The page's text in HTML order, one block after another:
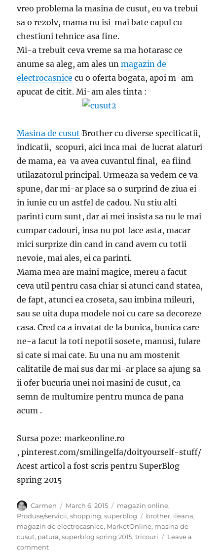
vreo problema la masina de cusut, eu va trebui
sa o rezolv, mama nu isi mai bate capul cu
chestiuni tehnice asa fine.
Mi-a trebuit ceva vreme sa ma hotarasc ce
anume sa aleg, am ales unmagazin de
electrocasnice cu o oferta bogata, apoi m-am
apucat de citit. Mi-am ales tinta :
Masina de cusut Brother cu diverse specificatii,
indicatii, scopuri, aici inca mai de lucrat alaturi
de mama, ea va avea cuvantul final, ea fiind
utilazatorul principal. Urmeaza sa vedem ce va
spune, dar mi-ar place sa o surprind de ziua ei
in iunie cu un astfel de cadou. Nu stiu alti
parinti cum sunt, dar ai mei insista sa nu le mai
cumpar cadouri, insa nu pot face asta, macar
mici surprize din cand in cand avem cu totii
nevoie, mai ales, ei ca parinti.
Mama mea are maini magice, mereu a facut
ceva util pentru casa chiar si atunci cand statea,
de fapt, atunci ea croseta, sau imbina mileuri,
sau se uita dupa modele noi cu care sa decoreze
casa. Cred ca a invatat de la bunica, bunica care
ne-a facut la toti nepotii sosete, manusi, fulare
si cate si mai cate. Eu una nu am mostenit
calitatile de mai sus dar mi-ar place sa ajung sa
ii ofer bucuria unei noi masini de cusut, ca
semn de multumire pentru munca de pana
acum .
Sursa poze: markeonline.ro
, pinterest.com/smilingelfa/doityourself-stuff/
Acest articol a fost scris pentru SuperBlog
spring 2015
Author
Carmen
Posted
on
March 6, 2015 Categories
magazin online,
Produse/servicii,shopping,superblog Tags
brother, ileana,
magazin de electrocasnice, MarketOnline, masina de
cusut, patura,superblog spring 2015,tricouri
Leave a
commenton